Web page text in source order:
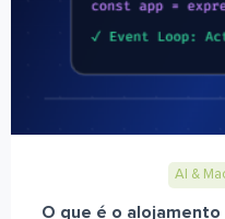
AI &
O que é o